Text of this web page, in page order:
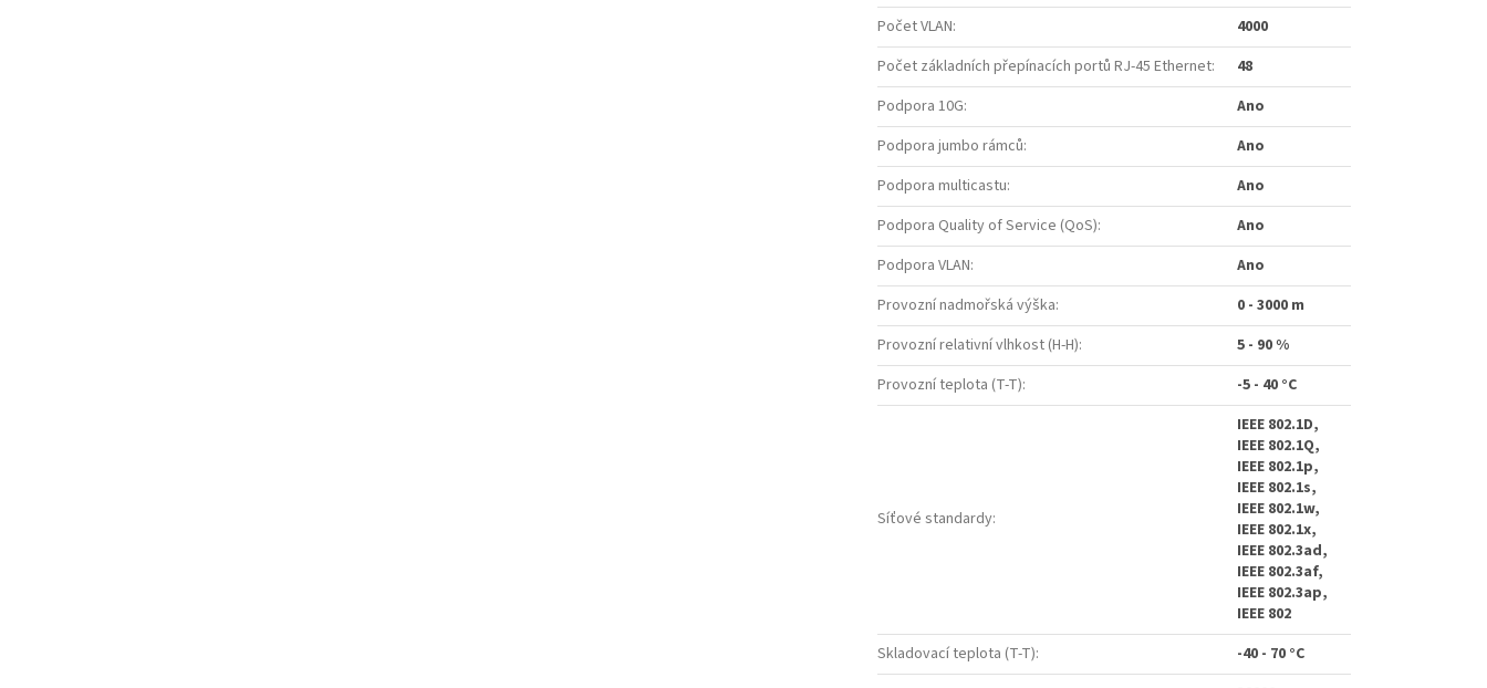
Počet VLAN:
4000
Počet základních přepínacích portů RJ-45 Ethernet:
48
Podpora 10G:
Ano
Podpora jumbo rámců:
Ano
Podpora multicastu:
Ano
Podpora Quality of Service (QoS):
Ano
Podpora VLAN:
Ano
Provozní nadmořská výška:
0 - 3000 m
Provozní relativní vlhkost (H-H):
5 - 90 %
Provozní teplota (T-T): -5 - 40 °C
Síťové standardy:
IEEE 802.1D,
IEEE 802.1Q,
IEEE 802.1p,
IEEE 802.1s,
IEEE 802.1w,
IEEE 802.1x,
IEEE 802.3ad,
IEEE 802.3af,
IEEE 802.3ap,
IEEE 802
Skladovací teplota (T-T): -40 - 70 °C